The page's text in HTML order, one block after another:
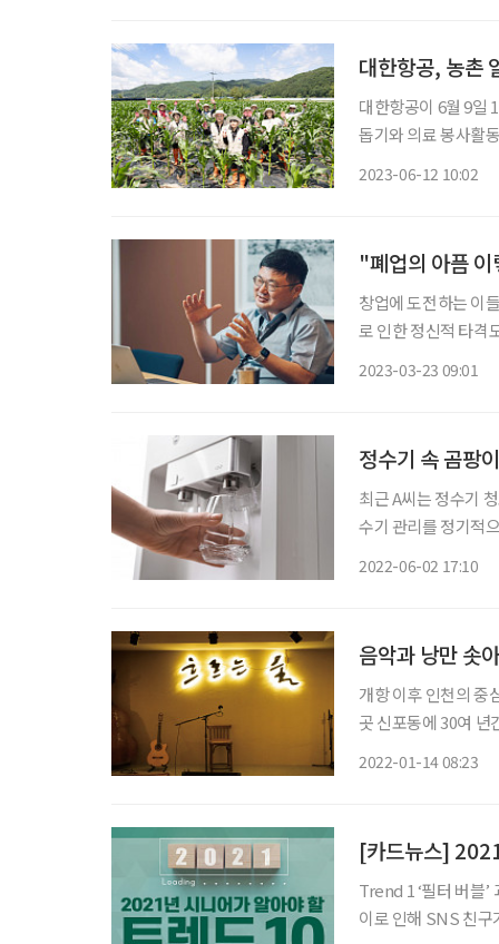
대한항공, 농촌
대한항공이 6월 9일
돕기와 의료 봉사활동을 실시했다고
2023-06-12 10:02
"폐업의 아픔
창업에 도전하는 이
로 인한 정신적 타격
2023-03-23 09:01
정수기 속 곰팡
최근 A씨는 정수기
수기 관리를 정기적으로 받
2022-06-02 17:10
음악과 낭만 솟
개항 이후 인천의 중
곳 신포동에 30여 년
2022-01-14 08:23
[카드뉴스]
Trend 1 ‘필터 버블
이로 인해 SNS 친구